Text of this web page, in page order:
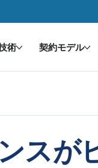
術 契約モデル
スが